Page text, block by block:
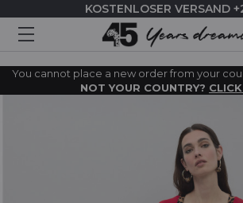
KOSTENLOSER VERSAND
You cannot place a new order from your
NOT YOUR COUNTRY?